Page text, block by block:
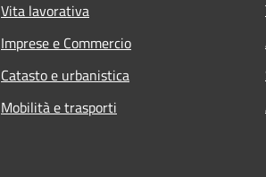
Vita lavorativa
Imprese e Commercio
Catasto e urbanistica
Mobilità e trasporti